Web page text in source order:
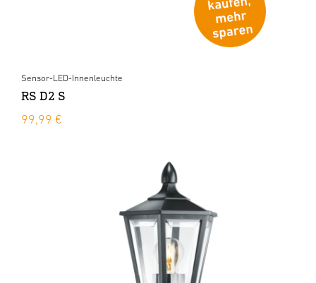
Sensor-LED-Innenleuchte
RS D2 S
99,99 €